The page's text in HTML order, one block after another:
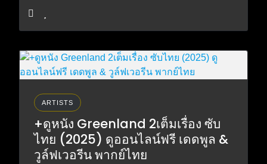
ARTISTS
+ดูหนัง Greenland 2เต็มเรื่อง ซับ
ไทย (2025) ดูออนไลน์ฟรี เดดพูล &
วูล์ฟเวอรีน พากย์ไทย